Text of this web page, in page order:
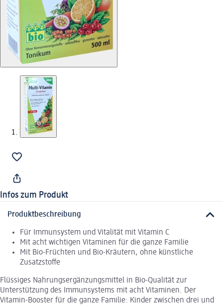
Infos zum Produkt
Produktbeschreibung
Für Immunsystem und Vitalität mit Vitamin C
Mit acht wichtigen Vitaminen für die ganze Familie
Mit Bio-Früchten und Bio-Kräutern, ohne künstliche
Zusatzstoffe
Flüssiges Nahrungsergänzungsmittel in Bio-Qualität zur
Unterstützung des Immunsystems mit acht Vitaminen. Der
Vitamin-Booster für die ganze Familie: Kinder zwischen drei und